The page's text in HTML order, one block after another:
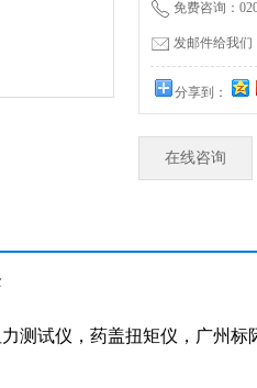
免费咨询：
发邮件给我们
分享到：
在线咨询
测试仪，药盖扭矩仪，广州标